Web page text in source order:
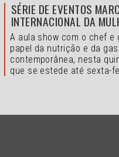
SÉRIE DE EVENTOS
INTERNACIONAL DA
A aula show com o chef e
papel da nutrição e da
contemporânea, nesta
que se estede até sexta-